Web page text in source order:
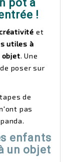
pot à
!
et
utiles à
objet. Une
poser sur
de
pas
enfants
un objet